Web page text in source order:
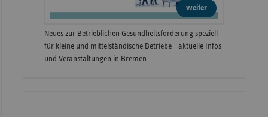
weiter
Neues zur Betrieblichen Gesundheitsförderung speziell
für kleine und mittelständische Betriebe - aktuelle Infos
und Veranstaltungen in Bremen